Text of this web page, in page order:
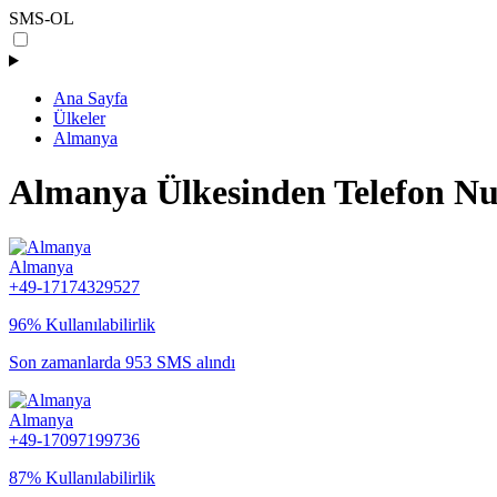
SMS-OL
Ana Sayfa
Ülkeler
Almanya
Almanya Ülkesinden Telefon
Almanya
+49-17174329527
96% Kullanılabilirlik
Son zamanlarda 953 SMS alındı
Almanya
+49-17097199736
87% Kullanılabilirlik